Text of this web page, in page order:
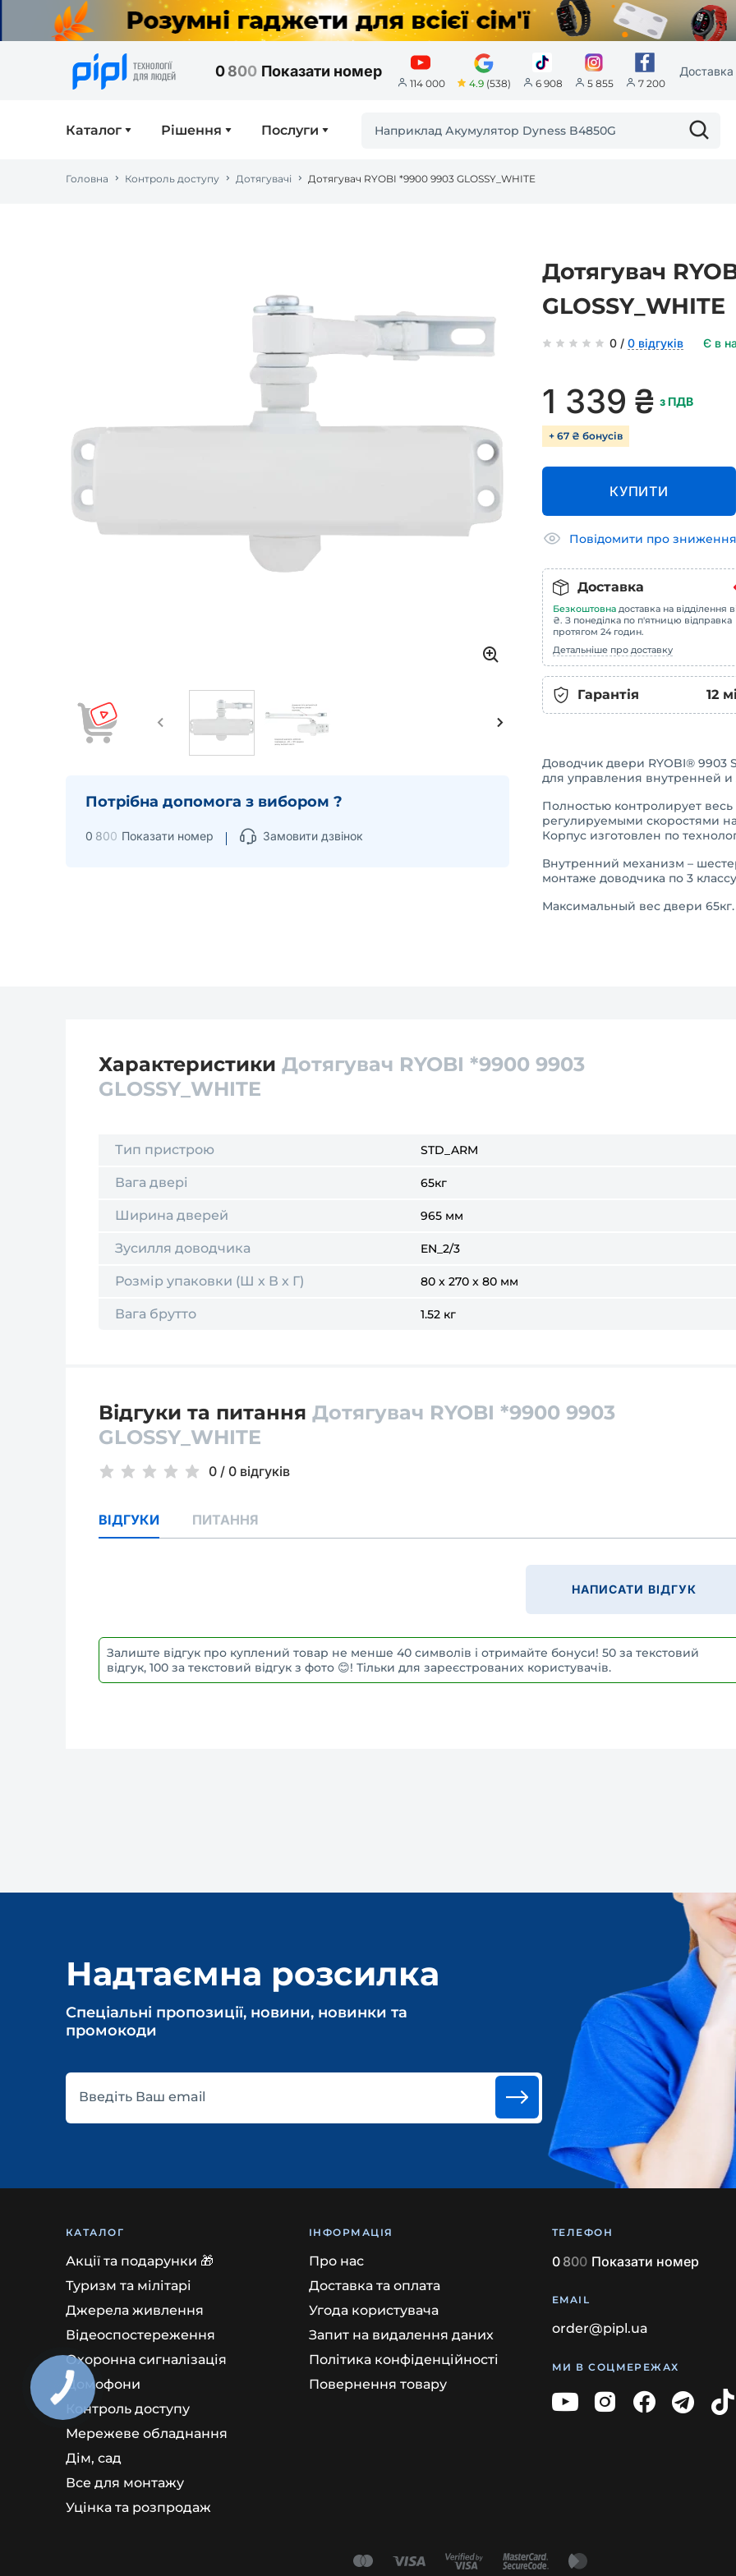
0800 Показати номер
114 000 4.9(538) 6 908 5 855 7 200
Доставка
Каталог Рішення Послуги
Головна Контроль доступу Дотягувачі Дотягувач RYOBI *9900 9903 GLOSSY_WHITE
Потрібна допомога з вибором ?
0 800 Показати номер Замовити дзвінок
Дотягувач
GLOSSY_WHITE
0 / 0 відгуків Є в
1 339 ₴ з ПДВ
+ 67 ₴ бонусів
КУПИТИ
Повідомити про
Доставка
Безкоштовна доставка на відділення
₴. З понеділка по п'ятницю відправка
протягом 24 годин.
Детальніше про доставку
Гарантія 12
Доводчик двери RYOBI® 9903
для управления внутренней
Полностью контролирует
регулируемыми скоростями
Корпус изготовлен по
Внутренний механизм –
монтаже доводчика по 3
Максимальный вес двери
Характеристики Дотягувач RYOBI *9900 9903
GLOSSY_WHITE
Тип пристрою STD_ARM
Вага двері 65кг
Ширина дверей 965 мм
Зусилля доводчика EN_2/3
Розмір упаковки (Ш х В х Г) 80 x 270 x 80 мм
Вага брутто 1.52 кг
Відгуки та питання Дотягувач RYOBI *9900 9903
GLOSSY_WHITE
0 / 0 відгуків
ВІДГУКИ ПИТАННЯ
НАПИСАТИ ВІДГУК
Залиште відгук про куплений товар не менше 40 символів і отримайте бонуси! 50 за текстовий
відгук, 100 за текстовий відгук з фото 😊! Тільки для зареєстрованих користувачів.
Введіть Ваш email
Надтаємна розсилка
Спеціальні пропозиції, новини, новинки та
промокоди
КАТАЛОГ
Акції та подарунки 🎁
Туризм та мілітарі
Джерела живлення
Відеоспостереження
Охоронна сигналізація
Домофони
Контроль доступу
Мережеве обладнання
Дім, сад
Все для монтажу
Уцінка та розпродаж
ІНФОРМАЦІЯ
Про нас
Доставка та оплата
Угода користувача
Запит на видалення даних
Політика конфіденційності
Повернення товару
ТЕЛЕФОН
0 800 Показати номер
EMAIL
order@pipl.ua
МИ В СОЦМЕРЕЖАХ